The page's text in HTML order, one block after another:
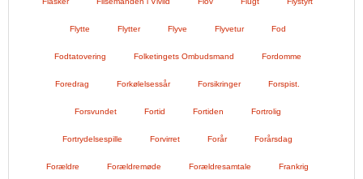
Flytte Flytter Flyve Flyvetur Fod
Fodtatovering Folketingets Ombudsmand Fordomme
Foredrag Forkølelsessår Forsikringer Forspist.
Forsvundet Fortid Fortiden Fortrolig
Fortrydelsespille Forvirret Forår Forårsdag
Forældre Forældremøde Forældresamtale Frankrig